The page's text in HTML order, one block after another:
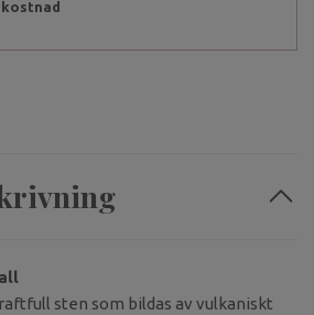
sten som bildas av vulkaniskt